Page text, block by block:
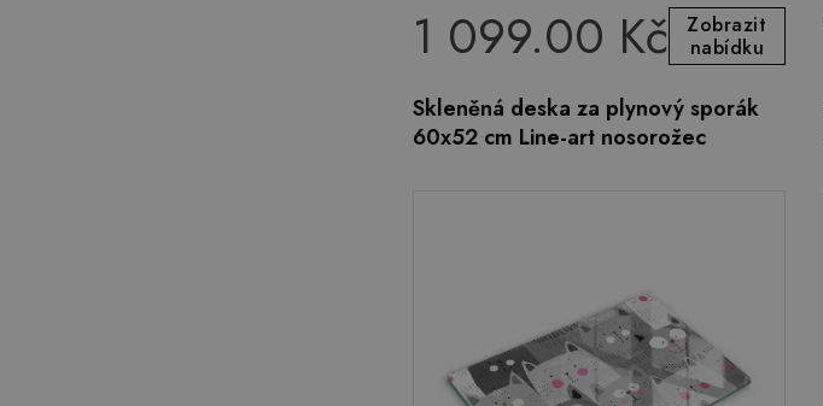
1 099.00 Kč
Zobrazit
nabídku
Skleněná deska za plynový sporák
60x52 cm Line-art nosorožec